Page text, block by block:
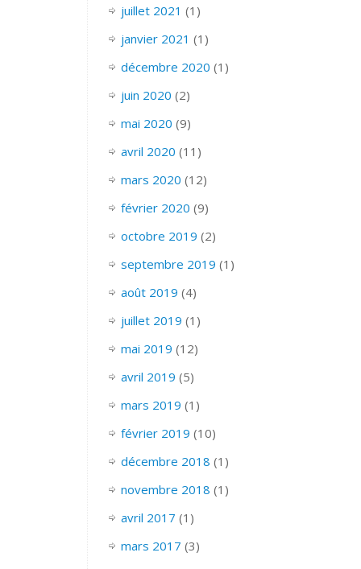
juillet 2021 (1)
janvier 2021 (1)
décembre 2020 (1)
juin 2020 (2)
mai 2020 (9)
avril 2020 (11)
mars 2020 (12)
février 2020 (9)
octobre 2019 (2)
septembre 2019 (1)
août 2019 (4)
juillet 2019 (1)
mai 2019 (12)
avril 2019 (5)
mars 2019 (1)
février 2019 (10)
décembre 2018 (1)
novembre 2018 (1)
avril 2017 (1)
mars 2017 (3)